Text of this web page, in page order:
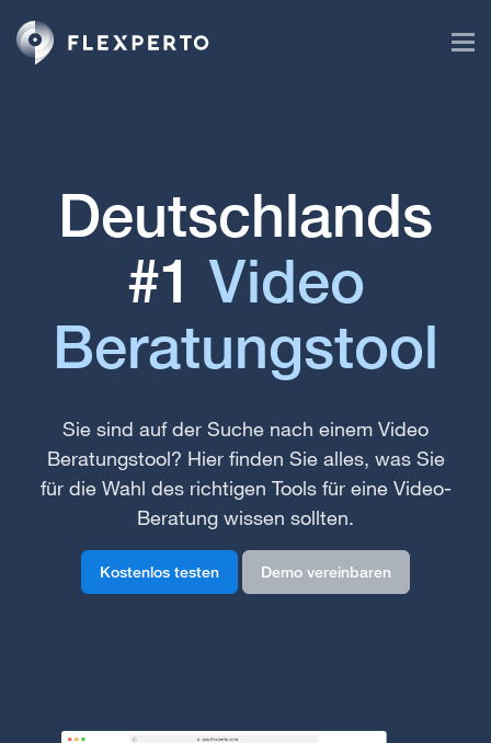
Deutschlands
#1 Video
Beratungstool
Sie sind auf der Suche nach einem Video
Beratungstool? Hier finden Sie alles, was Sie
für die Wahl des richtigen Tools für eine Video-
Beratung wissen sollten.
Kostenlos testen Demo vereinbaren